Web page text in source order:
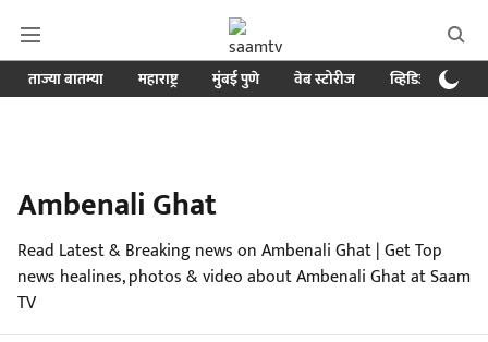
ताज्या बातम्या महाराष्ट्र मुंबई पुणे वेब स्टोरीज व्हिडिओ
Ambenali Ghat
Read Latest & Breaking news on Ambenali Ghat | Get Top
news healines, photos & video about Ambenali Ghat at Saam
TV